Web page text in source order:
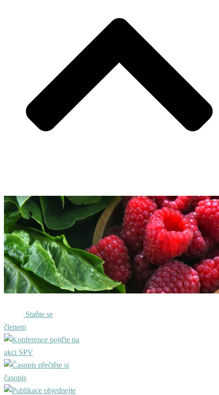
Staňte se
členem
pojďte na
akci SPV
přečtěte si
časopis
objednejte